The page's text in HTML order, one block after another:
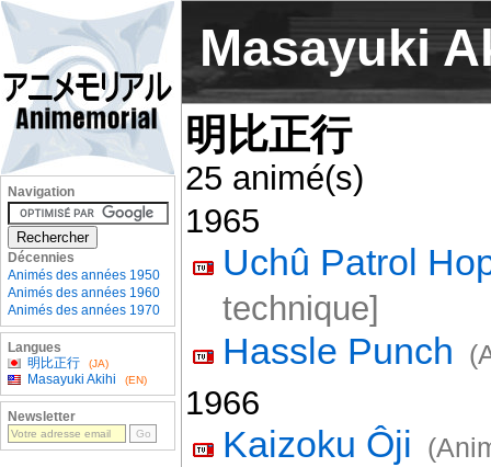
Masayuki
明比正行
25 animé(s)
1965
Uchû Patrol
technique]
Hassle Punch
1966
Kaizoku Ôji
Navigation
Décennies
Animés des années 1950
Animés des années 1960
Animés des années 1970
Langues
明比正行
(JA)
Masayuki Akihi (EN)
Newsletter